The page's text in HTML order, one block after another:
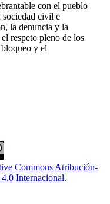
con el pueblo
sociedad civil e
la denuncia y la
respeto pleno de los
y el
Commons Atribución-
Internacional.